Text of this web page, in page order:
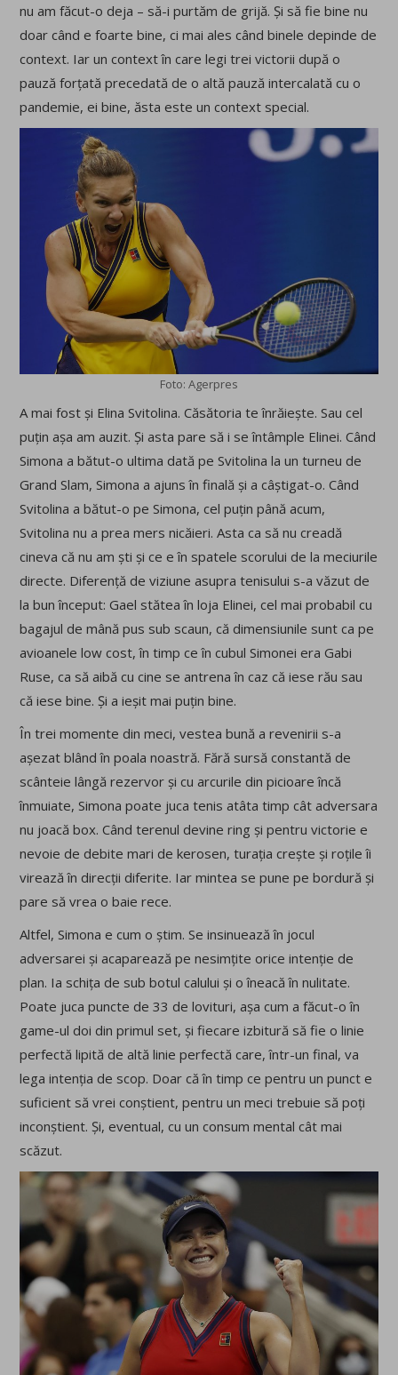
nu am făcut-o deja – să-i purtăm de grijă. Și să fie bine nu
doar când e foarte bine, ci mai ales când binele depinde de
context. Iar un context în care legi trei victorii după o
pauză forțată precedată de o altă pauză intercalată cu o
pandemie, ei bine, ăsta este un context special.
Foto: Agerpres
A mai fost și Elina Svitolina. Căsătoria te înrăiește. Sau cel
puțin așa am auzit. Și asta pare să i se întâmple Elinei. Când
Simona a bătut-o ultima dată pe Svitolina la un turneu de
Grand Slam, Simona a ajuns în finală și a câștigat-o. Când
Svitolina a bătut-o pe Simona, cel puțin până acum,
Svitolina nu a prea mers nicăieri. Asta ca să nu creadă
cineva că nu am ști și ce e în spatele scorului de la meciurile
directe. Diferență de viziune asupra tenisului s-a văzut de
la bun început: Gael stătea în loja Elinei, cel mai probabil cu
bagajul de mână pus sub scaun, că dimensiunile sunt ca pe
avioanele low cost, în timp ce în cubul Simonei era Gabi
Ruse, ca să aibă cu cine se antrena în caz că iese rău sau
că iese bine. Și a ieșit mai puțin bine.
În trei momente din meci, vestea bună a revenirii s-a
așezat blând în poala noastră. Fără sursă constantă de
scânteie lângă rezervor și cu arcurile din picioare încă
înmuiate, Simona poate juca tenis atâta timp cât adversara
nu joacă box. Când terenul devine ring și pentru victorie e
nevoie de debite mari de kerosen, turația crește și roțile îi
virează în direcții diferite. Iar mintea se pune pe bordură și
pare să vrea o baie rece.
Altfel, Simona e cum o știm. Se insinuează în jocul
adversarei și acaparează pe nesimțite orice intenție de
plan. Ia schița de sub botul calului și o îneacă în nulitate.
Poate juca puncte de 33 de lovituri, așa cum a făcut-o în
game-ul doi din primul set, și fiecare izbitură să fie o linie
perfectă lipită de altă linie perfectă care, într-un final, va
lega intenția de scop. Doar că în timp ce pentru un punct e
suficient să vrei conștient, pentru un meci trebuie să poți
inconștient. Și, eventual, cu un consum mental cât mai
scăzut.